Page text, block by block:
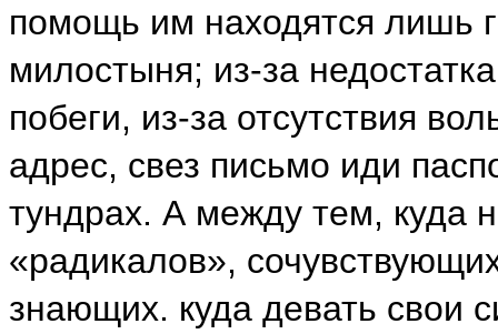
помощь им находятся лишь
милостыня; из-за
побеги, из-за отсутствия
адрес, свез письмо иди
тундрах. А между тем, куда
«радикалов»,
знающих. куда девать свои